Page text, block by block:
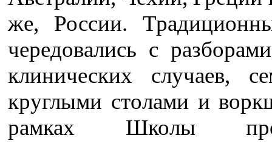
же, России.
чередовались с
клинических случаев,
круглыми столами и
рамках Школы